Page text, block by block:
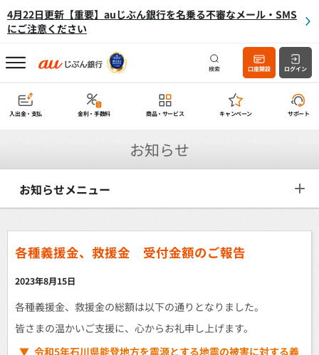
4月22日更新【重要】auじぶん銀行を名乗る不審なメール・SMS
にご注意ください
検索 口座開設 ログイン
入出金・支払 金利・手数料 商品・サービス キャンペーン サポート
お知らせ
お知らせメニュー
各種義援金、救援金 受付金額のご報告
2023年8月15日
各種義援金、救援金の総額は以下の通りとなりました。
皆さまの温かいご支援に、心からお礼申し上げます。
▼ 令和5年石川県能登地方を震源とする地震の被害に対する義